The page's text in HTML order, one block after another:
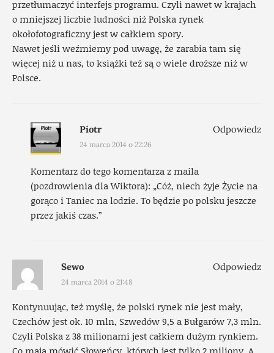
przetłumaczyć interfejs programu. Czyli nawet w krajach
o mniejszej liczbie ludności niż Polska rynek
okołofotograficzny jest w całkiem spory.
Nawet jeśli weźmiemy pod uwagę, że zarabia tam się
więcej niż u nas, to książki też są o wiele droższe niż w
Polsce.
Piotr
24 marca 2014 o 22:26
Komentarz do tego komentarza z maila
(pozdrowienia dla Wiktora): „Cóż, niech żyje Życie na
gorąco i Taniec na lodzie. To będzie po polsku jeszcze
przez jakiś czas.”
Odpowiedz
Sewo
24 marca 2014 o 21:48
Kontynuując, też myślę, że polski rynek nie jest mały,
Czechów jest ok. 10 mln, Szwedów 9,5 a Bułgarów 7,3 mln.
Czyli Polska z 38 milionami jest całkiem dużym rynkiem.
Odpowiedz